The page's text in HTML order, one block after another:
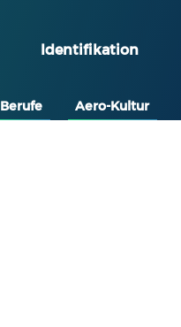
Identifikation
Berufe Aero-Kultur